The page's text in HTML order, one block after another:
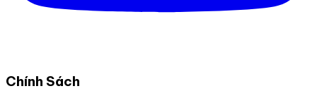
Chính Sách